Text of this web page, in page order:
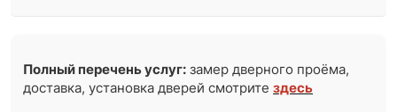
Полный перечень услуг: замер дверного проёма,
доставка, установка дверей смотритездесь